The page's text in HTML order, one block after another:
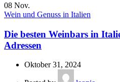
08 Nov.
Wein und Genuss in Italien
Die besten Weinbars in
Adressen
Oktober 31, 2024